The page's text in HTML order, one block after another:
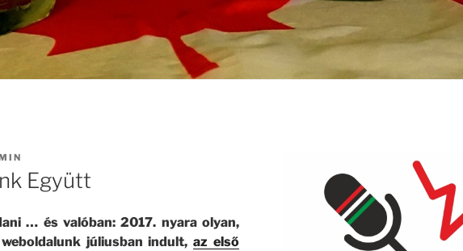
Együtt
… és valóban: 2017. nyara olyan,
júliusban indult,az első